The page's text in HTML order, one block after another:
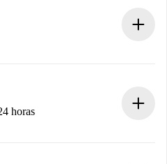
necesaria por adelantado.
horas